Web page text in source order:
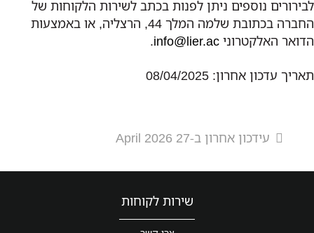
לבירורים נוספים ניתן לפנות בכתב לשירות הלקוחות של
החברה בכתובת שלמה המלך 44, הרצליה, או באמצעות
הדואר האלקטרוני info@lier.ac
.
תאריך עדכון אחרון: 08/04/2025
עידכון אחרון ב-27 April 2026
שירות לקוחות